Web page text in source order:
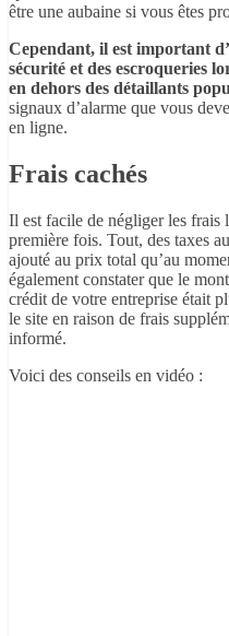
être une aubaine si vous êtes
Cependant, il est important
sécurité et des escroqueries
en dehors des détaillants
signaux d’alarme que vous
en ligne.
Frais cachés
Il est facile de négliger les frais
première fois. Tout, des taxes
ajouté au prix total qu’au
également constater que le
crédit de votre entreprise était
le site en raison de frais
informé.
Voici des conseils en vidéo :